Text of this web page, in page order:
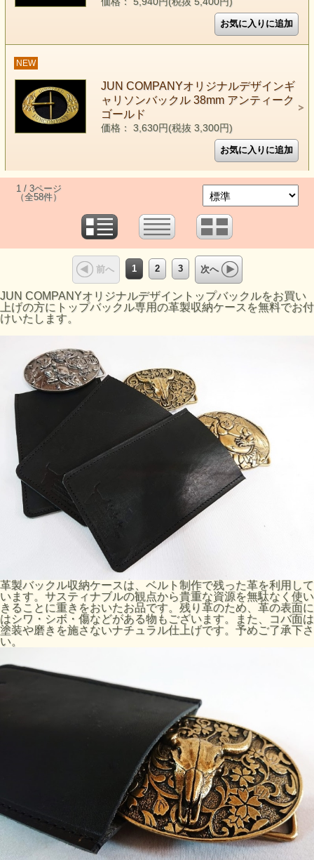
NEW
JUN COMPANYオリジナルデザインギ
ャリソンバックル 38mm アンティーク
ゴールド
価格： 3,630円(税抜 3,300円)
1 / 3ページ
（全58件）
前へ 1 2 3 次へ
JUN COMPANYオリジナルデザイントップバックルをお買い
上げの方にトップバックル専用の革製収納ケースを無料でお付
けいたします。
革製バックル収納ケースは、ベルト制作で残った革を利用して
います。サスティナブルの観点から貴重な資源を無駄なく使い
きることに重きをおいたお品です。残り革のため、革の表面に
はシワ・シボ・傷などがある物もございます。また、コバ面は
塗装や磨きを施さないナチュラル仕上げです。予めご了承下さ
い。